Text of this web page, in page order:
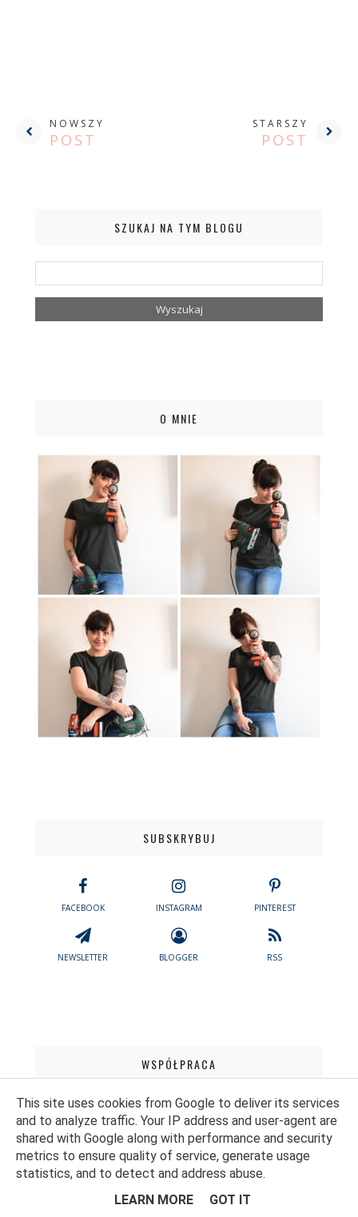
NOWSZY
POST
STARSZY
POST
SZUKAJ NA TYM BLOGU
O MNIE
SUBSKRYBUJ
FACEBOOK INSTAGRAM PINTEREST
NEWSLETTER BLOGGER RSS
WSPÓŁPRACA
This site uses cookies from Google to deliver its services
and to analyze traffic. Your IP address and user-agent are
shared with Google along with performance and security
metrics to ensure quality of service, generate usage
statistics, and to detect and address abuse.
LEARN MORE
GOT IT